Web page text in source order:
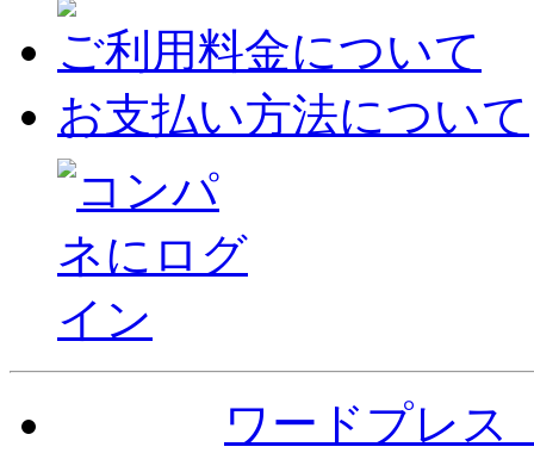
ご利用料金について
お支払い方法について
ワードプレス